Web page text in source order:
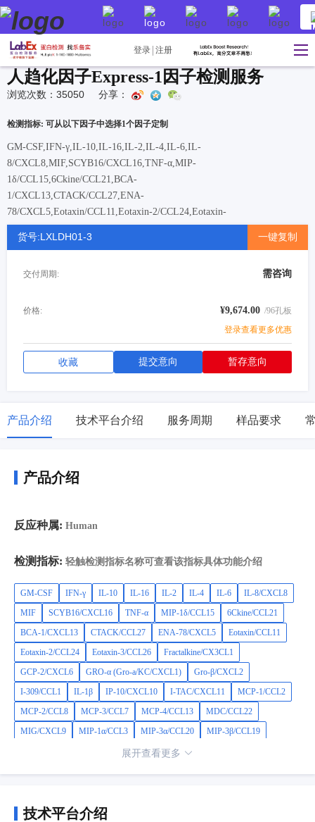
登录 注册
人趋化因子Express-1因子检测服务
浏览次数：35050 分享：
检测指标: 可从以下因子中选择1个因子定制
GM-CSF,IFN-γ,IL-10,IL-16,IL-2,IL-4,IL-6,IL-
8/CXCL8,MIF,SCYB16/CXCL16,TNF-α,MIP-
1δ/CCL15,6Ckine/CCL21,BCA-
1/CXCL13,CTACK/CCL27,ENA-
78/CXCL5,Eotaxin/CCL11,Eotaxin-2/CCL24,Eotaxin-
3/CCL26,Fractalkine/CX3CL1,GCP-2/CXCL6,GRO-α (Gro-
a/KC/CXCL1),Gro-β/CXCL2,I-309/CCL1,IL-1β,IP-
2/CCL8,MCP-3/CCL7,MCP-
3α/CCL20,MIP-3β/CCL19,MPIF-1/CCL23,SDF-
货号:LXLDH01-3 一键复制
交付周期: 需咨询
价格: ¥9,674.00 /96孔板
登录查看更多优惠
收藏 提交意向 暂存意向
产品介绍 技术平台介绍 服务周期 样品要求
产品介绍
反应种属: Human
检测指标: 轻触检测指标名称可查看该指标具体功能介绍
GM-CSF IFN-γ IL-10 IL-16 IL-2 IL-4 IL-6
IL-8/CXCL8
MIF
SCYB16/CXCL16 TNF-α MIP-1δ/CCL15
6Ckine/CCL21
BCA-1/CXCL13
CTACK/CCL27 ENA-78/CXCL5
Eotaxin/CCL11
Eotaxin-2/CCL24
Eotaxin-3/CCL26
Fractalkine/CX3CL1
GCP-2/CXCL6
GRO-α (Gro-a/KC/CXCL1)
Gro-β/CXCL2
I-309/CCL1
IL-1β IP-10/CXCL10 I-TAC/CXCL11
MCP-1/CCL2
MCP-2/CCL8
MCP-3/CCL7 MCP-4/CCL13
MDC/CCL22
MIG/CXCL9
MIP-1α/CCL3 MIP-3α/CCL20
MIP-3β/CCL19
SDF-1α+β/CXCL12 TARC/CCL17
展开查看更多
技术平台介绍